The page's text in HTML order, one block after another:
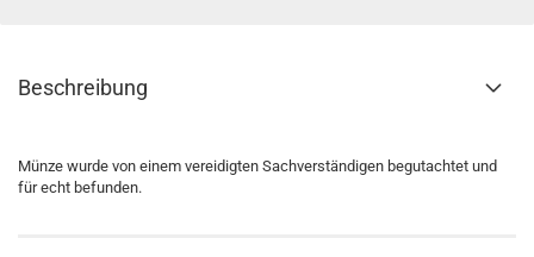
Beschreibung
Münze wurde von einem vereidigten Sachverständigen begutachtet und
für echt befunden.